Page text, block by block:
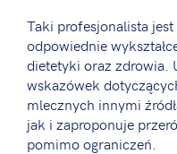
Taki profesjonalista
odpowiednie
dietetyki oraz zdrowia.
wskazówek
mlecznych innymi
jak i zaproponuje
pomimo ograniczeń.